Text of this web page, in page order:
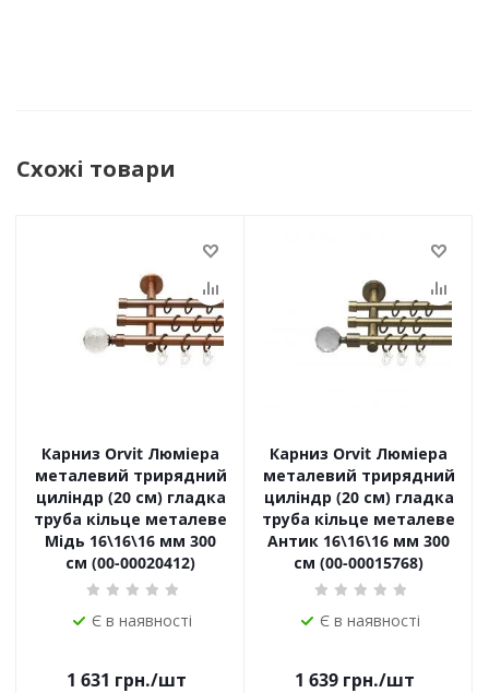
Схожі товари
Карниз Orvit Люміера
металевий трирядний
циліндр (20 см) гладка
труба кільце металеве
Мідь 16\16\16 мм 300
см (00-00020412)
Є в наявності
1 631 грн./шт
Карниз Orvit Люміера
металевий трирядний
циліндр (20 см) гладка
труба кільце металеве
Антик 16\16\16 мм 300
см (00-00015768)
Є в наявності
1 639 грн./шт